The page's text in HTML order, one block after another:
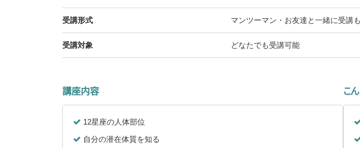
受講形式 マンツーマン・お友達と一緒に受講
受講対象 どなたでも受講可能
講座内容
12星座の人体部位
自分の潜在体質を知る
こ